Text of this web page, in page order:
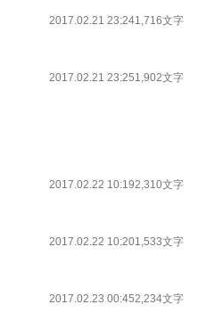
2017.02.21 23:241,716文字
2017.02.21 23:251,902文字
2017.02.22 10:192,310文字
2017.02.22 10:201,533文字
2017.02.23 00:452,234文字